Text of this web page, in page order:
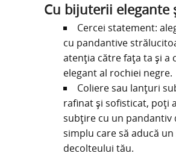
Cu bijuterii elegante
Cercei statement:
cu pandantive
atenția către fața ta și a
elegant al rochiei negre.
Coliere sau lanțuri
rafinat și sofisticat, poți
subțire cu un pandantiv
simplu care să aducă
decolteului tău.